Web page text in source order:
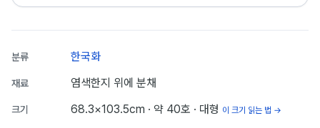
분류 한국화
재료 염색한지 위에 분채
크기 68.3×103.5cm · 약 40호 · 대형 이 크기 읽는 법 →